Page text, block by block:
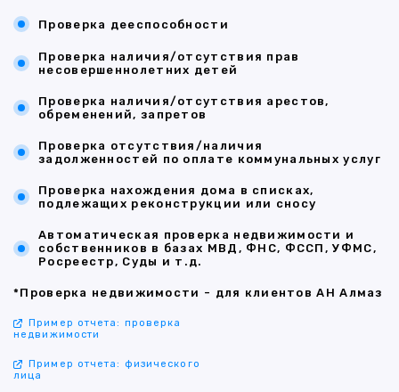
Проверка дееспособности
Проверка наличия/отсутствия прав
несовершеннолетних детей
Проверка наличия/отсутствия арестов,
обременений, запретов
Проверка отсутствия/наличия
задолженностей по оплате коммунальных услуг
Проверка нахождения дома в списках,
подлежащих реконструкции или сносу
Автоматическая проверка недвижимости и
собственников в базах МВД, ФНС, ФССП, УФМС,
Росреестр, Суды и т.д.
*Проверка недвижимости - для клиентов АН Алмаз
Пример отчета: проверка
недвижимости
Пример отчета: физического
лица